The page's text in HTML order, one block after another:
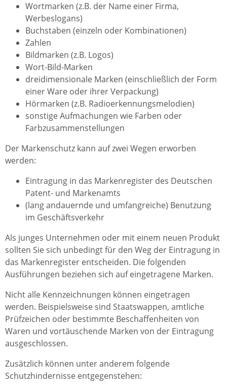
Wortmarken (z.B. der Name einer Firma,
Werbeslogans)
Buchstaben (einzeln oder Kombinationen)
Zahlen
Bildmarken (z.B. Logos)
Wort-Bild-Marken
dreidimensionale Marken (einschließlich der Form
einer Ware oder ihrer Verpackung)
Hörmarken (z.B. Radioerkennungsmelodien)
sonstige Aufmachungen wie Farben oder
Farbzusammenstellungen
Der Markenschutz kann auf zwei Wegen erworben
werden:
Eintragung in das Markenregister des Deutschen
Patent- und Markenamts
(lang andauernde und umfangreiche) Benutzung
im Geschäftsverkehr
Als junges Unternehmen oder mit einem neuen Produkt
sollten Sie sich unbedingt für den Weg der Eintragung in
das Markenregister entscheiden. Die folgenden
Ausführungen beziehen sich auf eingetragene Marken.
Nicht alle Kennzeichnungen können eingetragen
werden. Beispielsweise sind Staatswappen, amtliche
Prüfzeichen oder bestimmte Beschaffenheiten von
Waren und vortäuschende Marken von der Eintragung
ausgeschlossen.
Zusätzlich können unter anderem folgende
Schutzhindernisse entgegenstehen: